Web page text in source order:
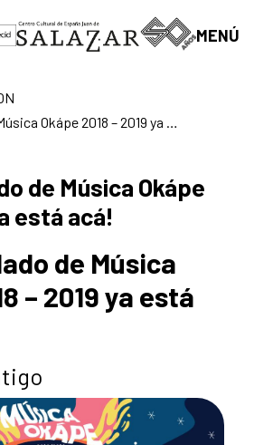
MENÚ
de Música Okápe
está acá!
de Música
– 2019 ya está